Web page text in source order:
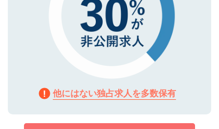
他にはない独占求人を多数保有